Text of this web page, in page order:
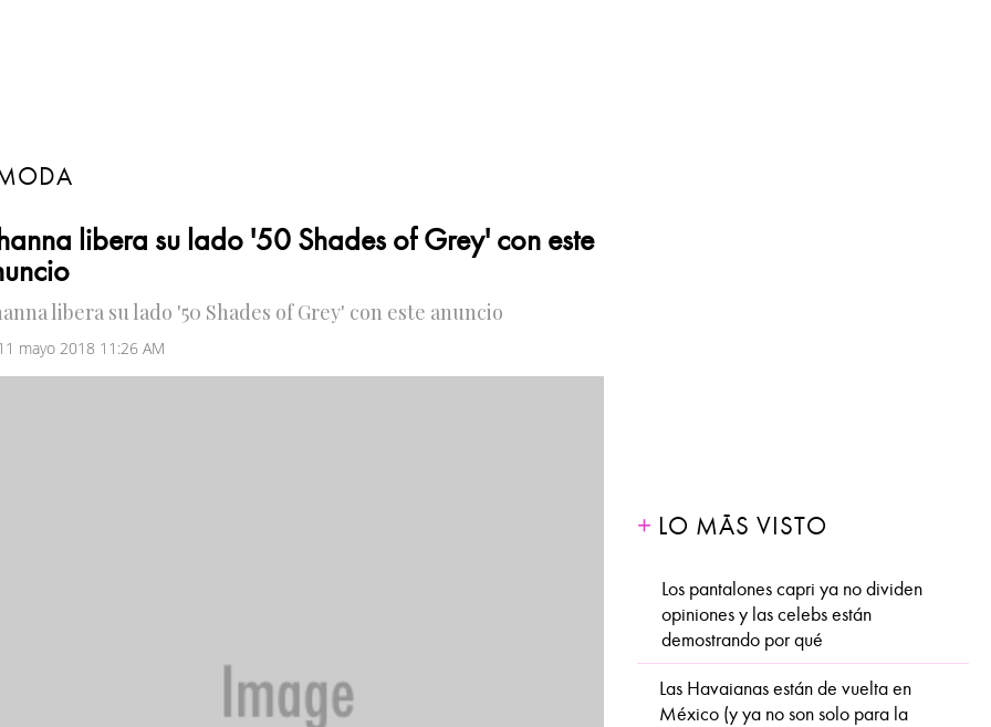
libera su lado '50 Shades of Grey' con este
libera su lado '50 Shades of Grey' con este anuncio
mayo 2018 11:26 AM
LO MÁS VISTO
Los pantalones capri ya no dividen
opiniones y las celebs están
demostrando por qué
Las Havaianas están de vuelta en
México (y ya no son solo para la